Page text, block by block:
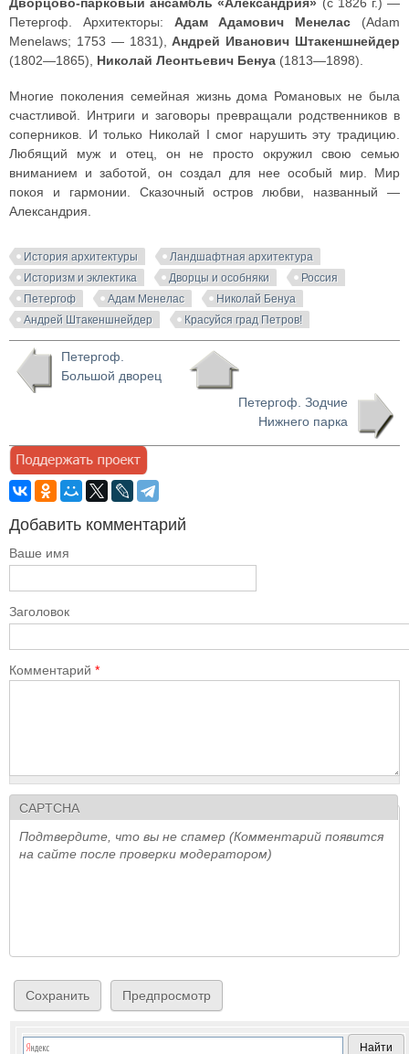
Петергоф. Архитекторы: Адам Адамович Менелас (Adam
Menelaws; 1753 — 1831),Андрей Иванович Штакеншнейдер
(1802—1865), Николай Леонтьевич Бенуа (1813—1898).
Многие поколения семейная жизнь дома Романовых не была
счастливой. Интриги и заговоры превращали родственников в
соперников. И только Николай I смог нарушить эту традицию.
Любящий муж и отец, он не просто окружил свою семью
вниманием и заботой, он создал для нее особый мир. Мир
покоя и гармонии. Сказочный остров любви, названный —
Александрия.
История архитектуры
Ландшафтная архитектура
Историзм и эклектика
Дворцы и особняки
Россия
Петергоф
Адам Менелас
Николай Бенуа
Андрей Штакеншнейдер
Красуйся град Петров!
Петергоф.
Большой дворец
Петергоф. Зодчие
Нижнего парка
Добавить комментарий
Ваше имя
Заголовок
Комментарий *
CAPTCHA
Подтвердите, что вы не спамер (Комментарий появится
на сайте после проверки модератором)